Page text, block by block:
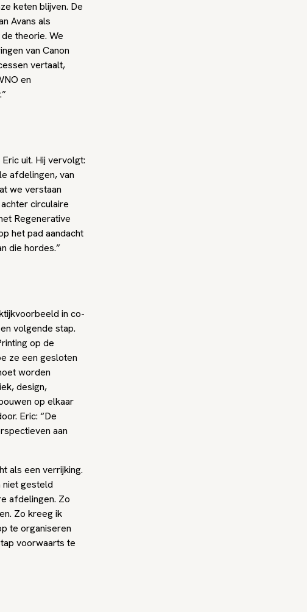
keten blijven. De
Avans als
theorie. We
van Canon
vertaalt,
en
uit. Hij vervolgt:
afdelingen, van
we verstaan
circulaire
Regenerative
het pad aandacht
die hordes.”
in co-
volgende stap.
op de
ze een gesloten
worden
design,
op elkaar
Eric: “De
aan
als een verrijking.
niet gesteld
afdelingen. Zo
Zo kreeg ik
te organiseren
voorwaarts te